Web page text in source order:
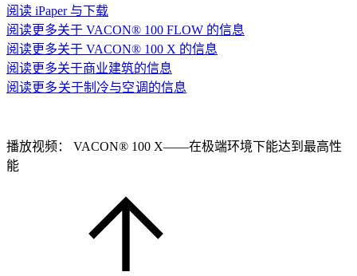
阅读 iPaper 与下载
阅读更多关于 VACON® 100 FLOW 的信息
阅读更多关于 VACON® 100 X 的信息
阅读更多关于商业建筑的信息
阅读更多关于制冷与空调的信息
播放视频： VACON® 100 X——在极端环境下能达到最高性
能